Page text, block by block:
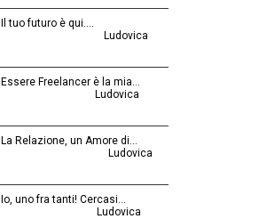
Il tuo futuro è qui.…
Ludovica
Essere Freelancer è la mia…
Ludovica
La Relazione, un Amore di…
Ludovica
Io, uno fra tanti! Cercasi…
Ludovica